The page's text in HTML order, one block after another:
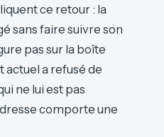
ce retour : la
sans faire suivre son
pas sur la boîte
actuel a refusé de
ne lui est pas
comporte une